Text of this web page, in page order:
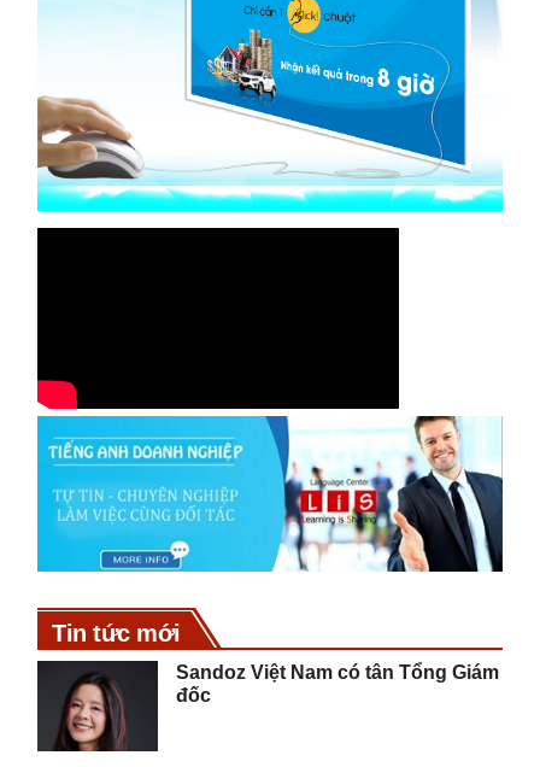
Tin tức mới
Sandoz Việt Nam có tân Tổng Giám
đốc